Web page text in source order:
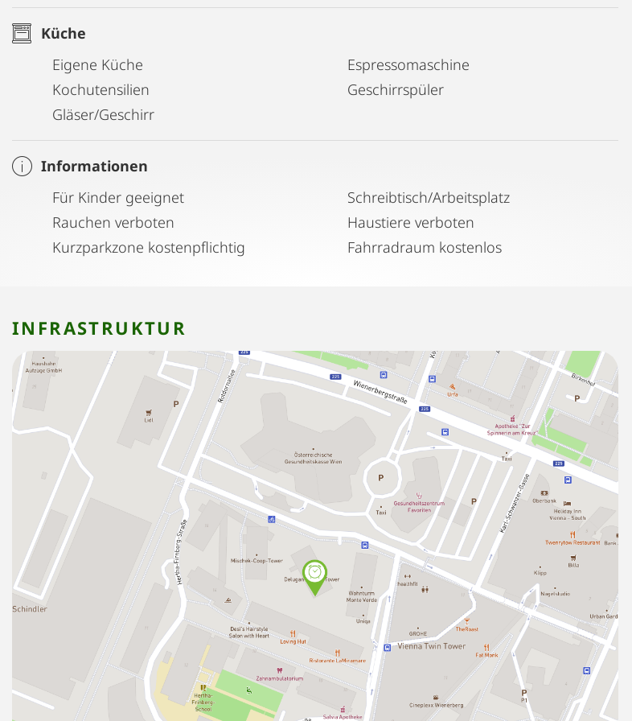
Küche
Eigene Küche
Kochutensilien
Gläser/Geschirr
Espressomaschine
Geschirrspüler
Informationen
Für Kinder geeignet
Rauchen verboten
Kurzparkzone kostenpflichtig
Schreibtisch/Arbeitsplatz
Haustiere verboten
Fahrradraum kostenlos
INFRASTRUKTUR